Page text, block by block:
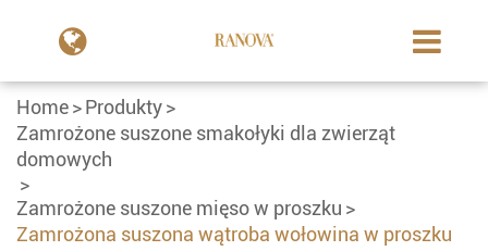
Home
Produkty
Zamrożone suszone smakołyki dla zwierząt
domowych
Zamrożone suszone mięso w proszku
Zamrożona suszona wątroba wołowina w proszku